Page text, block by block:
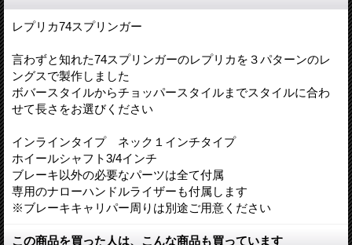
レプリカ74スプリンガー
言わずと知れた74スプリンガーのレプリカを３パターンのレ
ングスで製作しました
ボバースタイルからチョッパースタイルまでスタイルに合わ
せて長さをお選びください
インラインタイプ ネック１インチタイプ
ホイールシャフト3/4インチ
ブレーキ以外の必要なパーツは全て付属
専用のナローハンドルライザーも付属します
※ブレーキキャリパー周りは別途ご用意ください
この商品を買った人は、こんな商品も買っています